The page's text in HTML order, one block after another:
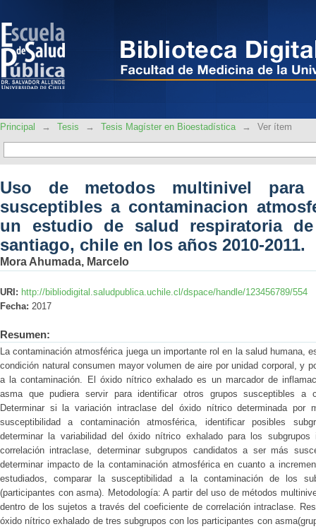
atmosferica: aplicación en un
santiago, chile en los años 2010-2011.
Principal → Tesis → Tesis Magíster en Bioestadística → Ver ítem
Uso de metodos multinivel para
susceptibles a contaminacion
un estudio de salud respiratoria
santiago, chile en los años 2010-2011.
Mora Ahumada, Marcelo
URI: http://bibliodigital.saludpublica.uchile.cl/dspace/handle/123456789/554
Fecha: 2017
Resumen:
La contaminación atmosférica juega un importante rol en la salud humana,
condición natural consumen mayor volumen de aire por unidad corporal, y
a la contaminación. El óxido nítrico exhalado es un marcador de
asma que pudiera servir para identificar otros grupos susceptibles a
Determinar si la variación intraclase del óxido nítrico determinada por
susceptibilidad a contaminación atmosférica, identificar posibles
determinar la variabilidad del óxido nítrico exhalado para los
correlación intraclase, determinar subgrupos candidatos a ser más
determinar impacto de la contaminación atmosférica en cuanto a
estudiados, comparar la susceptibilidad a la contaminación de los
(participantes con asma). Metodología: A partir del uso de métodos
dentro de los sujetos a través del coeficiente de correlación intraclase.
óxido nítrico exhalado de tres subgrupos con los participantes con